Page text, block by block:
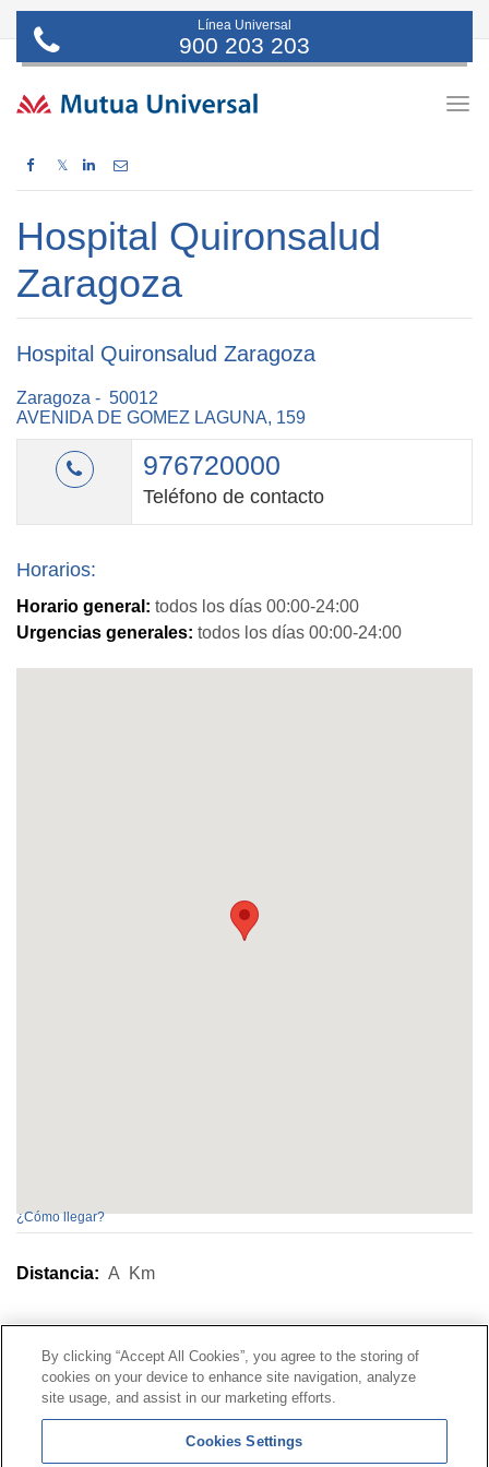
Línea Universal
900 203 203
𝕏
Hospital Quironsalud
Zaragoza
Hospital Quironsalud Zaragoza
Zaragoza - 50012
AVENIDA DE GOMEZ LAGUNA, 159
976720000
Teléfono de contacto
Horarios:
Horario general: todos los días 00:00-24:00
Urgencias generales: todos los días 00:00-24:00
¿Cómo llegar?
Distancia: A Km
Línea Universal 900 203 203|Zona Privada Comisión de
Prestaciones Especiales|Zona Privada Proveedor
Sanitario
By clicking “Accept All Cookies”, you agree to the storing of
cookies on your device to enhance site navigation, analyze
site usage, and assist in our marketing efforts.
Cookies Settings